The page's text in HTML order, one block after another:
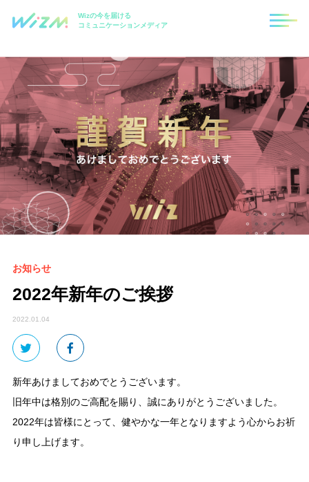
Wizの今を届ける
コミュニケーションメディア
お知らせ
2022年新年のご挨拶
2022.01.04
新年あけましておめでとうございます。
旧年中は格別のご高配を賜り、誠にありがとうございました。
2022年は皆様にとって、健やかな一年となりますよう心からお祈
り申し上げます。